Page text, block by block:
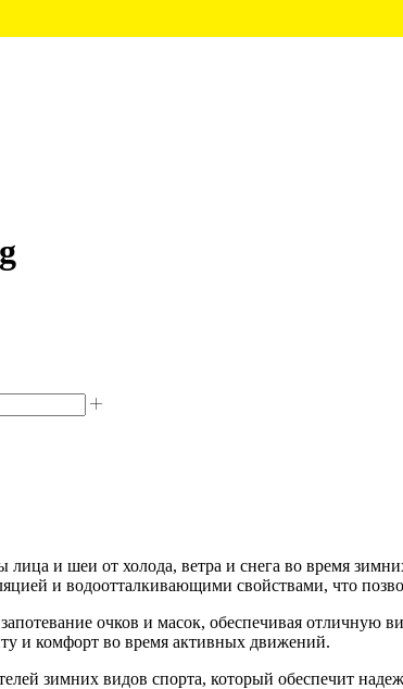
и шеи от холода, ветра и снега во время
и водоотталкивающими свойствами, что
очков и масок, обеспечивая
и комфорт во время активных движений.
зимних видов спорта, который обеспечит